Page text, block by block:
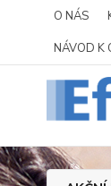
O NÁS
NÁVOD K